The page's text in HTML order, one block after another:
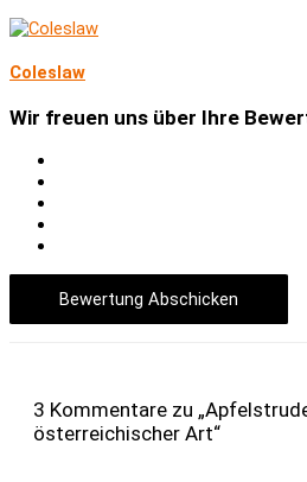
Coleslaw
Wir freuen uns über Ihre
Bewertung Abschicken
3 Kommentare zu
österreichischer Art“